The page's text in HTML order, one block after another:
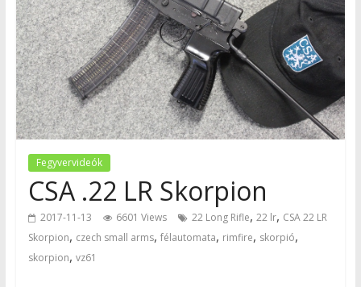
Fegyvervideók
CSA .22 LR Skorpion
2017-11-13 6601 Views 22 Long Rifle, 22 lr, CSA 22 LR
Skorpion, czech small arms, félautomata, rimfire, skorpió,
skorpion, vz61